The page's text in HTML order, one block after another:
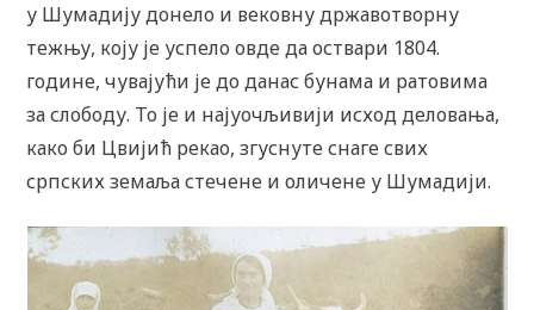
у Шумадију донело и вековну државотворну
тежњу, коју је успело овде да оствари 1804.
године, чувајући је до данас бунама и ратовима
за слободу. То је и најуочљивији исход деловања,
како би Цвијић рекао, згуснуте снаге свих
српских земаља стечене и оличене у Шумадији.